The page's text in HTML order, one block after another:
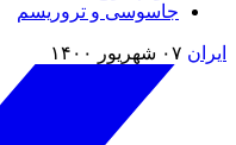
جاسوسی و تروریسم
ایران ۰۷ شهریور ۱۴۰۰